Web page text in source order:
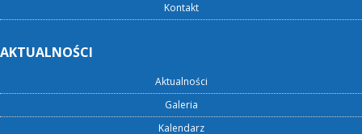
Kontakt
AKTUALNOŚCI
Aktualności
Galeria
Kalendarz